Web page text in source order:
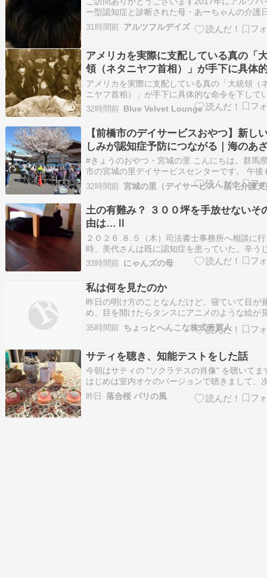
ー型認知症と診断された母・あーちゃんの介護
を書いていましたが、あーちゃんは2024年1月
永眠いたしました。詳しくはこちらをどうぞ↓
認定されてから、ずいぶん沢山の方に…
31時間前 アルツフルデイズ
アメリカを実際に支配している真の「
領（ネタニヤフ首相）」が手下に具体
命令を下している様子
アメリカを実際に支配している真の「大統領（
ニヤフ首相）」が手下に具体的な命令を下して
様子がグラハム議員の葬儀で目撃された★名目
「アメリカ大統領（トランプ）」はのんきに棺
前で昼寝（動画について）ベンヤミン・ネタニ
首相は、リンジー・グラハム上院議員の葬儀で
ル…
32時間前 Blue Velvet Lounge
【前橋市のデイサービスおやつ】新し
しみが認知症予防につながる｜海のあ
しゼリーで笑顔あふれる午後｜宮城の
イサービスセンター
#きょうのおやつ・宮城の里 こんにちは。群馬
市の宮城の里デイサービスセンターです。 午後
空が広がり、夏らしい暑さが続いています。 年
重ねると、これまで続けてきた趣味や活動が難
なることがあります。 「前はできたのに…」
思いを抱くこともあるかもしれません。 …
32時間前
土の有難み？ ３００坪を手放せないそ
由は…Ⅱ
２０２６.８.５（木）司法書士事務所へ相談に
時、美代さんは既に認知症を患っていた。辛う
名前は言えたとしても、文字にすることはでき
い。そう、畑の住所を書くこともできないし、
症故に意思の疎通に難ありとみなされ、こうい
合は売買契約はできないのだと。たまにわたし
の…
33時間前 にゃんズの母
私は何を見たのか
昨日の明け方のことなんだけど、寝ていて目が
め、目を開けたらタンスにアニメのような絵が
たんだ。えっ、そんなことあるんか？夢を見て
じゃないのかと思ったが、自分でははっきりと
えたものが幽霊的なものだったら「んなわけあ
い」…
35時間前 ちょっとへんこな株式売買人
サティを聴き、知能テストをした話
今朝はサティの "ソクラテスの肖像" を聴いてま
はじめは室内オケのバージョンで聴きまして、
かけてみたのが此方のピアノ伴バージョンでし
このような速めのテンポもすっきりとした魅力
昨日 落合桜 パリの風